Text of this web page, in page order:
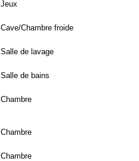
Jeux
Cave/Chambre froide
Salle de lavage
Salle de bains
Chambre
Chambre
Chambre